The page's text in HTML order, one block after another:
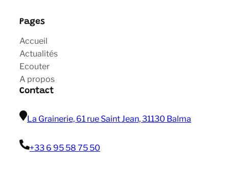
Pages
Accueil
Actualités
Ecouter
A propos
Contact
La Grainerie, 61 rue Saint Jean, 31130 Balma
+33 6 95 58 75 50